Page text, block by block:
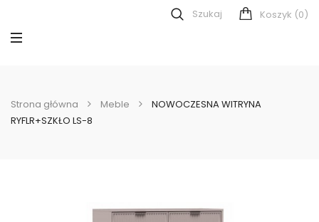
Szukaj Koszyk (0)
Strona główna Meble
NOWOCZESNA WITRYNA
RYFLR+SZKŁO LS-8